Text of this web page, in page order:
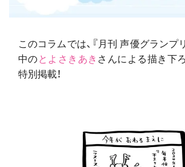
このコラムでは、『月刊 声優グランプ
中のとよさきあき さんによる描き下
特別掲載！